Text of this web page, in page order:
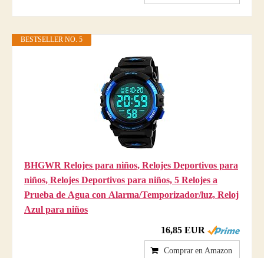
BESTSELLER NO. 5
BHGWR Relojes para niños, Relojes Deportivos para
niños, Relojes Deportivos para niños, 5 Relojes a
Prueba de Agua con Alarma/Temporizador/luz, Reloj
Azul para niños
16,85 EUR
Comprar en Amazon